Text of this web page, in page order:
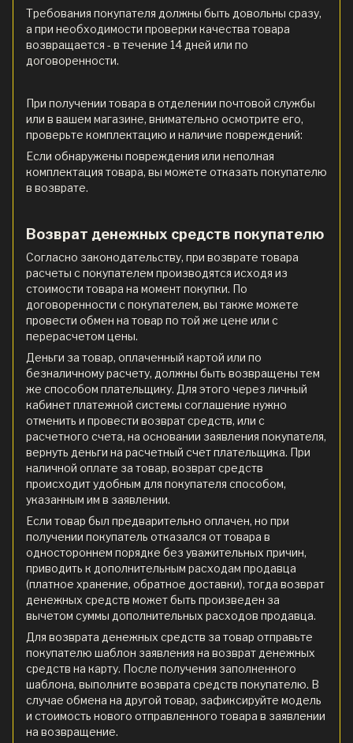
Требования покупателя должны быть довольны сразу,
а при необходимости проверки качества товара
возвращается - в течение 14 дней или по
договоренности.
При получении товара в отделении почтовой службы
или в вашем магазине, внимательно осмотрите его,
проверьте комплектацию и наличие повреждений:
Если обнаружены повреждения или неполная
комплектация товара, вы можете отказать покупателю
в возврате.
Возврат денежных средств покупателю
Согласно законодательству, при возврате товара
расчеты с покупателем производятся исходя из
стоимости товара на момент покупки. По
договоренности с покупателем, вы также можете
провести обмен на товар по той же цене или с
перерасчетом цены.
Деньги за товар, оплаченный картой или по
безналичному расчету, должны быть возвращены тем
же способом плательщику. Для этого через личный
кабинет платежной системы соглашение нужно
отменить и провести возврат средств, или с
расчетного счета, на основании заявления покупателя,
вернуть деньги на расчетный счет плательщика. При
наличной оплате за товар, возврат средств
происходит удобным для покупателя способом,
указанным им в заявлении.
Если товар был предварительно оплачен, но при
получении покупатель отказался от товара в
одностороннем порядке без уважительных причин,
приводить к дополнительным расходам продавца
(платное хранение, обратное доставки), тогда возврат
денежных средств может быть произведен за
вычетом суммы дополнительных расходов продавца.
Для возврата денежных средств за товар отправьте
покупателю шаблон заявления на возврат денежных
средств на карту. После получения заполненного
шаблона, выполните возврата средств покупателю. В
случае обмена на другой товар, зафиксируйте модель
и стоимость нового отправленного товара в заявлении
на возвращение.